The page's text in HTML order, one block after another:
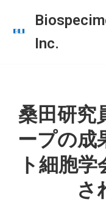
コ
へ
Inc.
桑田研究
ープの成
ト細胞
さ